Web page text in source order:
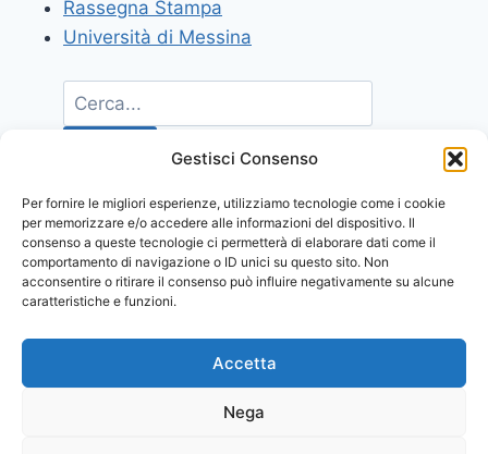
Gestisci Consenso
Per fornire le migliori esperienze, utilizziamo tecnologie come i cookie
per memorizzare e/o accedere alle informazioni del dispositivo. Il
consenso a queste tecnologie ci permetterà di elaborare dati come il
comportamento di navigazione o ID unici su questo sito. Non
acconsentire o ritirare il consenso può influire negativamente su alcune
caratteristiche e funzioni.
Accetta
Nega
Rassegna Stampa
Università di Messina